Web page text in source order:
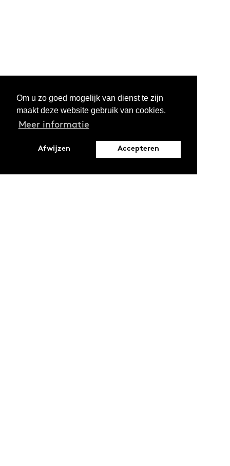
Om u zo goed mogelijk van dienst te zijn
maakt deze website gebruik van cookies.
Meer informatie
Afwijzen Accepteren